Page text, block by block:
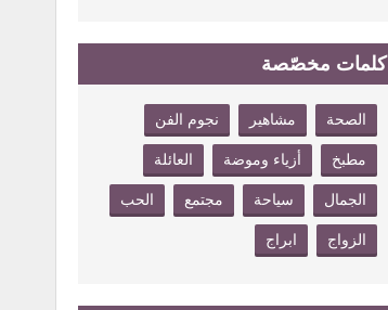
كلمات مخصّصة
الصحة مشاهير نجوم الفن
مطبخ أزياء وموضة العائلة
الجمال سياحة مجتمع الحب
الزواج ابراج